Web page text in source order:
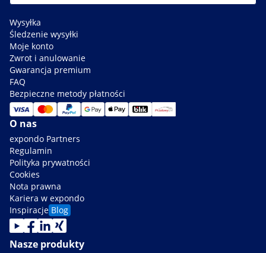
Wysyłka
Śledzenie wysyłki
Moje konto
Zwrot i anulowanie
Gwarancja premium
FAQ
Bezpieczne metody płatności
O nas
expondo Partners
Regulamin
Polityka prywatności
Cookies
Nota prawna
Kariera w expondo
Inspiracje Blog
Nasze produkty